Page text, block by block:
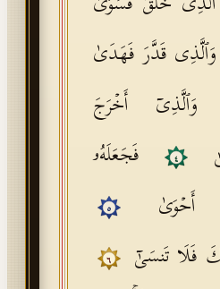
وَٱلَّذِی قَدَّرَ فَهَدَىٰ
وَٱلَّذِیۤ أَخۡرَجَ
٤
فَجَعَلَهُۥ
أَحۡوَىٰ
٥
فَلَا تَنسَىٰۤ ٦